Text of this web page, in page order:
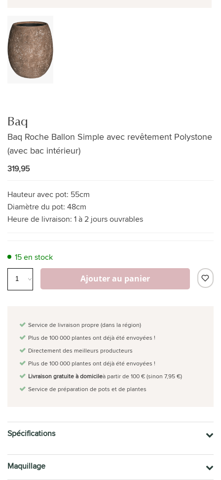
Baq
Baq Roche Ballon Simple avec revêtement Polystone
(avec bac intérieur)
319,95
Hauteur avec pot: 55cm
Diamètre du pot: 48cm
Heure de livraison: 1 à 2 jours ouvrables
15 en stock
Ajouter au panier
Service de livraison propre (dans la région)
Plus de 100 000 plantes ont déjà été envoyées !
Directement des meilleurs producteurs
Plus de 100 000 plantes ont déjà été envoyées !
Livraison gratuite à domicileà partir de 100 € (sinon 7,95 €)
Service de préparation de pots et de plantes
Spécifications
Maquillage